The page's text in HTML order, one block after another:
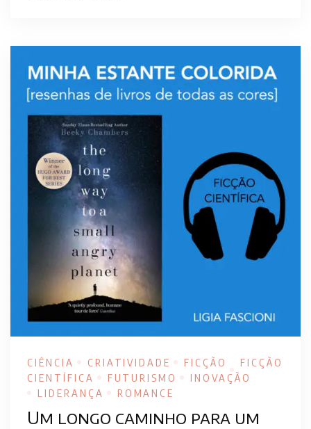
CIÊNCIA CRIATIVIDADE FICÇÃO
FICÇÃO
CIENTÍFICA
FUTURISMO
INOVAÇÃO
LIDERANÇA
ROMANCE
Um longo caminho para um